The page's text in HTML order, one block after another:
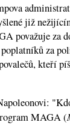
již
považuje za
poplatníků za
kteří
MAGA (